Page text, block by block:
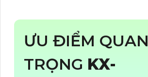
ƯU ĐIỂM QUAN
TRỌNG KX-